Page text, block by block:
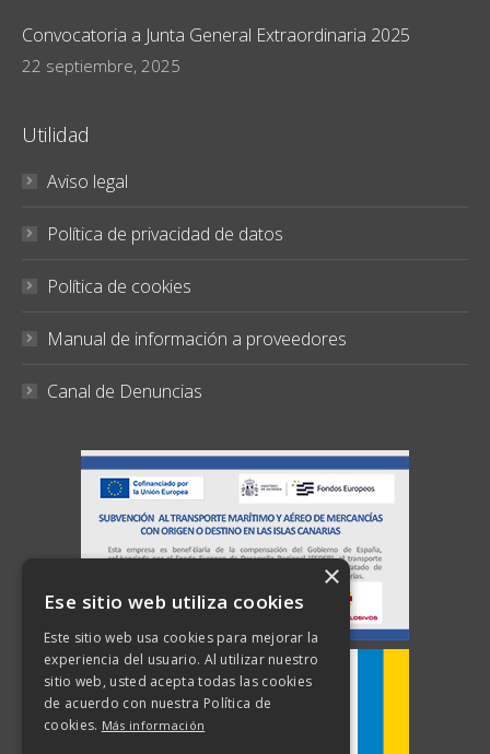
Convocatoria a Junta General Extraordinaria 2025
22 septiembre, 2025
Utilidad
Aviso legal
Política de privacidad de datos
Política de cookies
Manual de información a proveedores
Canal de Denuncias
×
Ese sitio web utiliza cookies
Este sitio web usa cookies para mejorar la
experiencia del usuario. Al utilizar nuestro
sitio web, usted acepta todas las cookies
de acuerdo con nuestra Política de
cookies. Más información